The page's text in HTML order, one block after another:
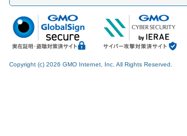
Copyright (c) 2026 GMO Internet, Inc. All Rights Reserved.